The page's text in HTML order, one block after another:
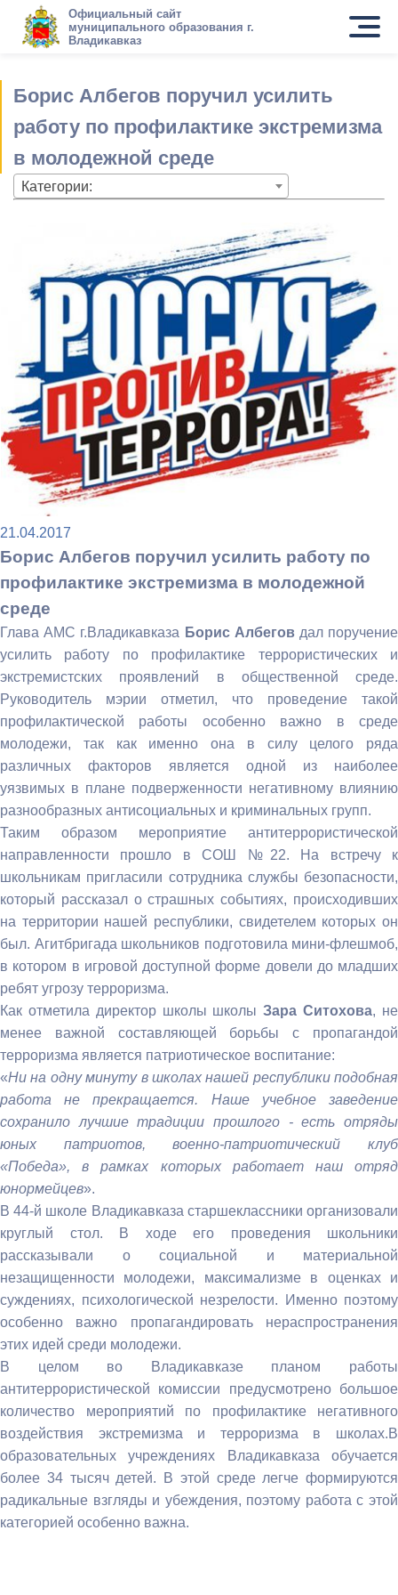
Официальный сайт
муниципального образования г.
Владикавказ
Борис Албегов поручил усилить
работу по профилактике экстремизма
в молодежной среде
Категории:
21.04.2017
Борис Албегов поручил усилить работу по
профилактике экстремизма в молодежной
среде
Глава АМС г.Владикавказа Борис Албегов дал поручение
усилить работу по профилактике террористических и
экстремистских проявлений в общественной среде.
Руководитель мэрии отметил, что проведение такой
профилактической работы особенно важно в среде
молодежи, так как именно она в силу целого ряда
различных факторов является одной из наиболее
уязвимых в плане подверженности негативному влиянию
разнообразных антисоциальных и криминальных групп.
Таким образом мероприятие антитеррористической
направленности прошло в СОШ №22. На встречу к
школьникам пригласили сотрудника службы безопасности,
который рассказал о страшных событиях, происходивших
на территории нашей республики, свидетелем которых он
был. Агитбригада школьников подготовила мини-флешмоб,
в котором в игровой доступной форме довели до младших
ребят угрозу терроризма.
Как отметила директор школы школыЗара Ситохова, не
менее важной составляющей борьбы с пропагандой
терроризма является патриотическое воспитание:
«Ни на одну минуту в школах нашей республики подобная
работа не прекращается. Наше учебное заведение
сохранило лучшие традиции прошлого - есть отряды
юных патриотов, военно-патриотический клуб
«Победа», в рамках которых работает наш отряд
юнормейцев».
В 44-й школе Владикавказа старшеклассники организовали
круглый стол. В ходе его проведения школьники
рассказывали о социальной и материальной
незащищенности молодежи, максимализме в оценках и
суждениях, психологической незрелости. Именно поэтому
особенно важно пропагандировать нераспространения
этих идей среди молодежи.
В целом во Владикавказе планом работы
антитеррористической комиссии предусмотрено большое
количество мероприятий по профилактике негативного
воздействия экстремизма и терроризма в школах.В
образовательных учреждениях Владикавказа обучается
более 34 тысяч детей. В этой среде легче формируются
радикальные взгляды и убеждения, поэтому работа с этой
категорией особенно важна.